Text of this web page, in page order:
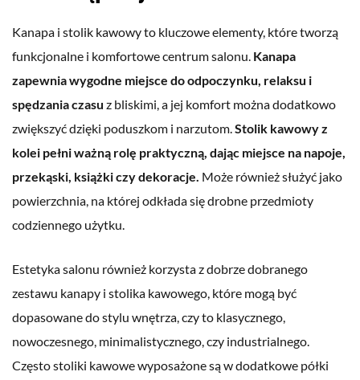
Kanapa i stolik kawowy to kluczowe elementy, które tworzą
funkcjonalne i komfortowe centrum salonu. Kanapa
zapewnia wygodne miejsce do odpoczynku, relaksu i
spędzania czasu z bliskimi, a jej komfort można dodatkowo
zwiększyć dzięki poduszkom i narzutom.Stolik kawowy z
kolei pełni ważną rolę praktyczną, dając miejsce na napoje,
przekąski, książki czy dekoracje. Może również służyć jako
powierzchnia, na której odkłada się drobne przedmioty
codziennego użytku.
Estetyka salonu również korzysta z dobrze dobranego
zestawu kanapy i stolika kawowego, które mogą być
dopasowane do stylu wnętrza, czy to klasycznego,
nowoczesnego, minimalistycznego, czy industrialnego.
Często stoliki kawowe wyposażone są w dodatkowe półki